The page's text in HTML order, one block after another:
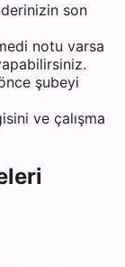
son
notu varsa
şubeyi
ve çalışma